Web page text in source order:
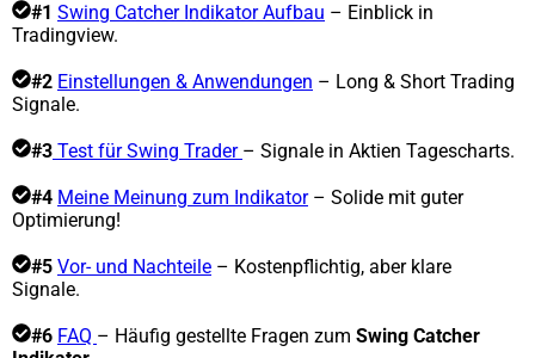
#1 Swing Catcher Indikator Aufbau – Einblick in
Tradingview.
#2 Einstellungen & Anwendungen – Long & Short Trading
Signale.
#3 Test für Swing Trader – Signale in Aktien Tagescharts.
#4 Meine Meinung zum Indikator– Solide mit guter
Optimierung!
#5 Vor- und Nachteile – Kostenpflichtig, aber klare
Signale.
#6 FAQ – Häufig gestellte Fragen zum Swing Catcher